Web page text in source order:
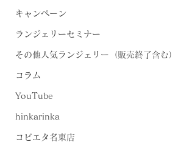
キャンペーン
ランジェリーセミナー
その他人気ランジェリー（販売終了含む）
コラム
YouTube
hinkarinka
コビエタ名東店